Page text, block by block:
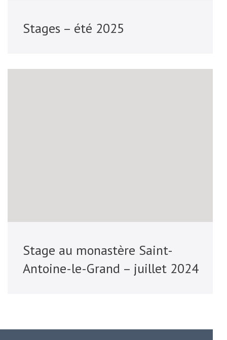
Stages – été 2025
Stage au monastère Saint-
Antoine-le-Grand – juillet 2024